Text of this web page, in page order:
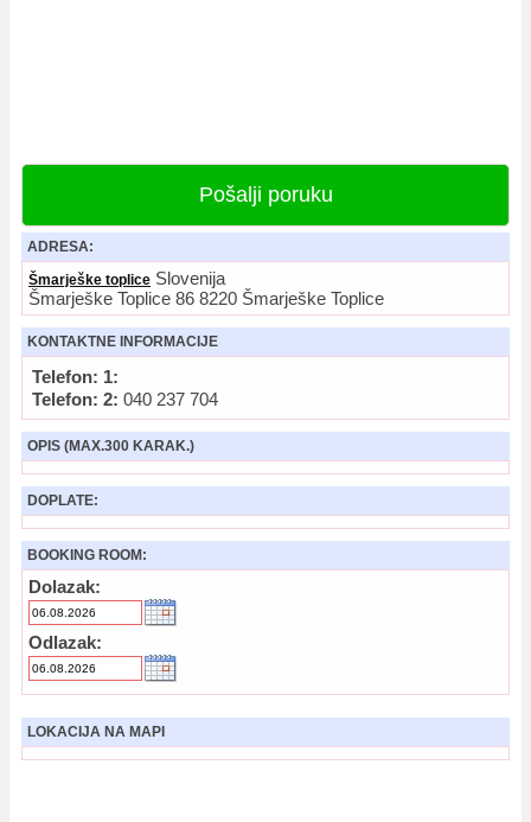
Pošalji poruku
ADRESA:
Šmarješke toplice Slovenija
Šmarješke Toplice 86 8220 Šmarješke Toplice
KONTAKTNE INFORMACIJE
Telefon: 1:
Telefon: 2: 040 237 704
OPIS (MAX.300 KARAK.)
DOPLATE:
BOOKING ROOM:
Dolazak:
Odlazak:
LOKACIJA NA MAPI